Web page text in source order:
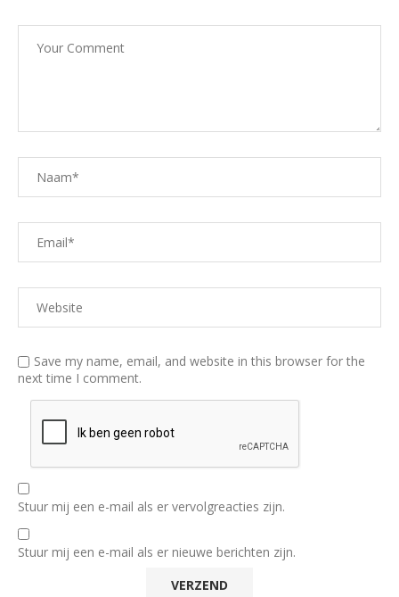
Save my name, email, and website in this browser for the
next time I comment.
Stuur mij een e-mail als er vervolgreacties zijn.
Stuur mij een e-mail als er nieuwe berichten zijn.